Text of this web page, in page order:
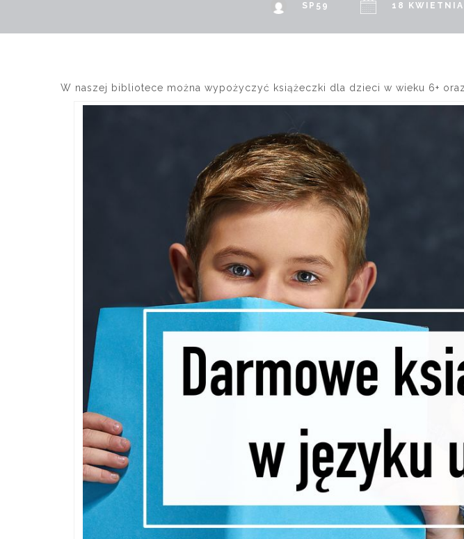
SP59 18
W naszej bibliotece można wypożyczyć książeczki dla dzieci w wieku 6+